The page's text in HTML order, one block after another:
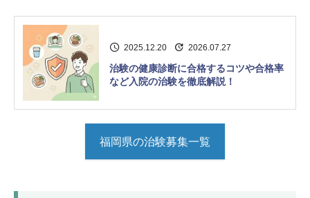
2025.12.20 2026.07.27
治験の健康診断に合格するコツや合格率
など入院の治験を徹底解説！
福岡県の治験募集一覧